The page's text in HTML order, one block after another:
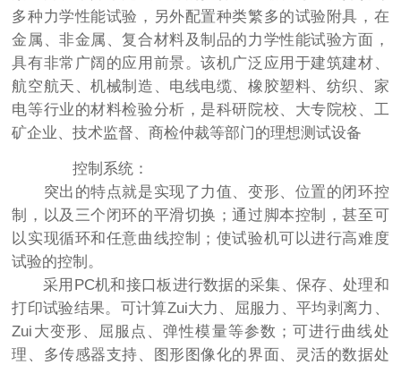
多种力学性能试验，另外配置种类繁多的试验附具，在
金属、非金属、复合材料及制品的力学性能试验方面，
具有非常广阔的应用前景。该机广泛应用于建筑建材、
航空航天、机械制造、电线电缆、橡胶塑料、纺织、家
电等行业的材料检验分析，是科研院校、大专院校、工
矿企业、技术监督、商检仲裁等部门的理想测试设备
控制系统：
突出的特点就是实现了力值、变形、位置的闭环控
制，以及三个闭环的平滑切换；通过脚本控制，甚至可
以实现循环和任意曲线控制；使试验机可以进行高难度
试验的控制。
采用PC机和接口板进行数据的采集、保存、处理和
打印试验结果。可计算Zui大力、屈服力、平均剥离力、
Zui大变形、屈服点、弹性模量等参数；可进行曲线处
理、多传感器支持、图形图像化的界面、灵活的数据处